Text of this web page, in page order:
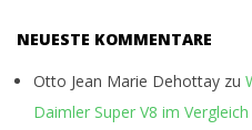
NEUESTE KOMMENTARE
Otto Jean Marie Dehottay zu
Daimler Super V8 im